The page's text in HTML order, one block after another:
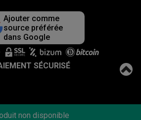
non disponible
Ajouter comme
source préférée
dans Google
SÉCURISÉ